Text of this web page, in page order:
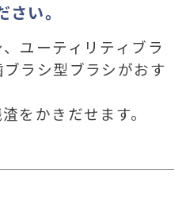
い。
ユーティリティブラ
ラシ型ブラシがおす
をかきだせます。